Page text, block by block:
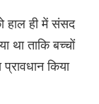
हाल ही में संसद
था ताकि बच्चों
किया